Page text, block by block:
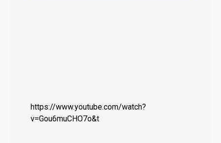
https://www.youtube.com/watch?
v=Gou6muCHO7o&t